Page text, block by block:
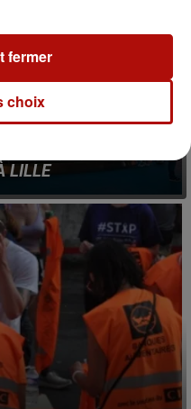
LILLE
Royale seront
de rencontre de
choix
fermer